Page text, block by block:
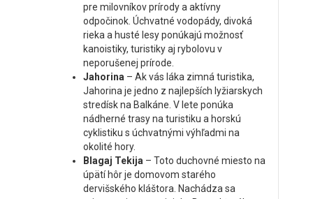
pre milovníkov prírody a aktívny
odpočinok. Úchvatné vodopády, divoká
rieka a husté lesy ponúkajú možnosť
kanoistiky, turistiky aj rybolovu v
neporušenej prírode.
Jahorina – Ak vás láka zimná turistika,
Jahorina je jedno z najlepších lyžiarskych
stredísk na Balkáne. V lete ponúka
nádherné trasy na turistiku a horskú
cyklistiku s úchvatnými výhľadmi na
okolité hory.
Blagaj Tekija – Toto duchovné miesto na
úpätí hôr je domovom starého
dervišského kláštora. Nachádza sa